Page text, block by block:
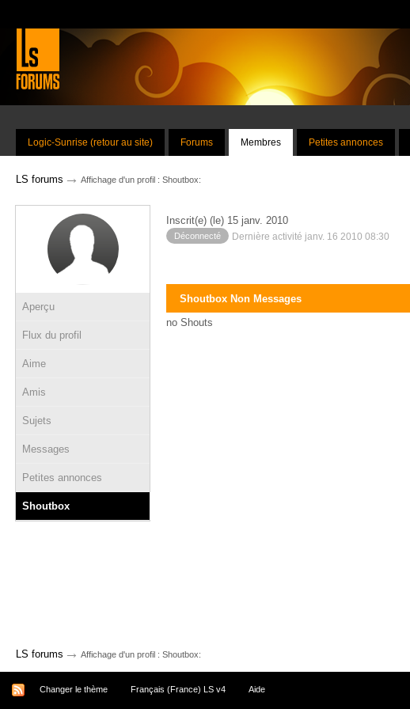
Logic-Sunrise (retour au site) Forums Membres Petites annonces
LS forums → Affichage d'un profil : Shoutbox:
Aperçu
Flux du profil
Aime
Amis
Sujets
Messages
Petites annonces
Shoutbox
Inscrit(e) (le) 15 janv. 2010
Déconnecté Dernière activité janv. 16 2010 08:30
Shoutbox Non Messages
no Shouts
LS forums → Affichage d'un profil : Shoutbox:
Changer le thème Français (France) LS v4 Aide